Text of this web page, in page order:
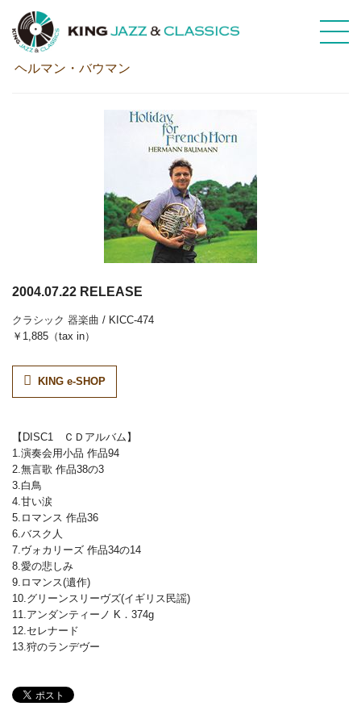
ホルン吹きの休日
ヘルマン・バウマン
2004.07.22 RELEASE
クラシック 器楽曲 / KICC-474
￥1,885（tax in）
KING e-SHOP
【DISC1 ＣＤアルバム】
1.演奏会用小品 作品94
2.無言歌 作品38の3
3.白鳥
4.甘い涙
5.ロマンス 作品36
6.バスク人
7.ヴォカリーズ 作品34の14
8.愛の悲しみ
9.ロマンス(遺作)
10.グリーンスリーヴズ(イギリス民謡)
11.アンダンティーノ K．374g
12.セレナード
13.狩のランデヴー